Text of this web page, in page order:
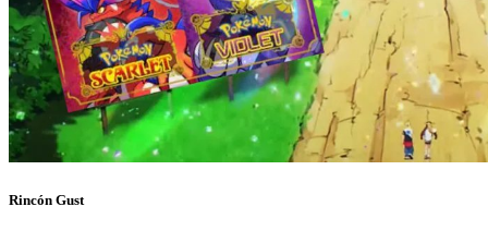
Rincón Gust